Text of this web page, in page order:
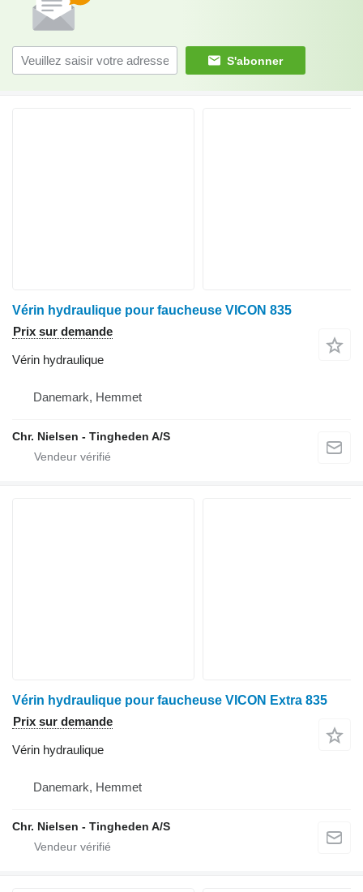
S'abonner
Vérin hydraulique pour faucheuse VICON 835
Prix sur demande
Vérin hydraulique
Danemark, Hemmet
Chr. Nielsen - Tingheden A/S
Vérin hydraulique pour faucheuse VICON Extra 835
Prix sur demande
Vérin hydraulique
Danemark, Hemmet
Chr. Nielsen - Tingheden A/S